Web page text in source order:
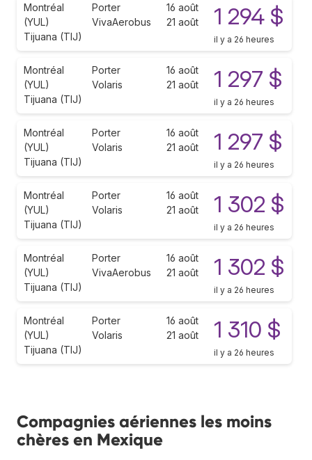
Montréal
(YUL)
Tijuana (TIJ)
Porter
VivaAerobus
16 août
21 août
1 294 $
il y a 26 heures
Montréal
(YUL)
Tijuana (TIJ)
Porter
Volaris
16 août
21 août
1 297 $
il y a 26 heures
Montréal
(YUL)
Tijuana (TIJ)
Porter
Volaris
16 août
21 août
1 297 $
il y a 26 heures
Montréal
(YUL)
Tijuana (TIJ)
Porter
Volaris
16 août
21 août
1 302 $
il y a 26 heures
Montréal
(YUL)
Tijuana (TIJ)
Porter
VivaAerobus
16 août
21 août
1 302 $
il y a 26 heures
Montréal
(YUL)
Tijuana (TIJ)
Porter
Volaris
16 août
21 août
1 310 $
il y a 26 heures
Compagnies aériennes les moins
chères en Mexique